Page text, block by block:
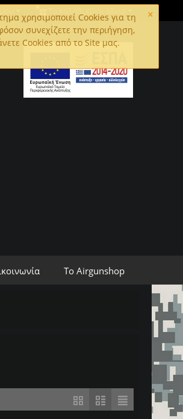
×
χρησιμοποιεί Cookies για τη
συνεχίζετε την περιήγηση,
Cookies από το Site μας.
Το καλάθι είναι άδειο
Το Airgunshop